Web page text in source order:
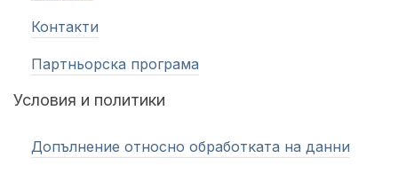
Контакти
Партньорска програма
Условия и политики
Допълнение относно обработката на данни